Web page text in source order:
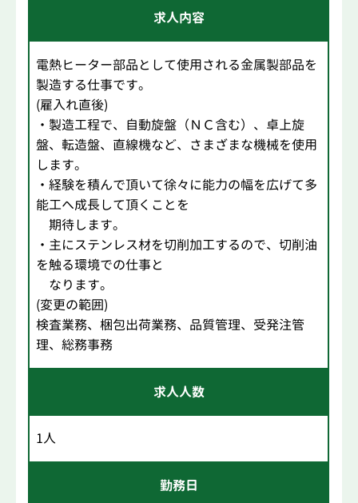
求人内容
電熱ヒーター部品として使用される金属製部品を
製造する仕事です。
(雇入れ直後)
・製造工程で、自動旋盤（ＮＣ含む）、卓上旋
盤、転造盤、直線機など、さまざまな機械を使用
します。
・経験を積んで頂いて徐々に能力の幅を広げて多
能工へ成長して頂くことを
期待します。
・主にステンレス材を切削加工するので、切削油
を触る環境での仕事と
なります。
(変更の範囲)
検査業務、梱包出荷業務、品質管理、受発注管
理、総務事務
求人人数
1人
勤務日